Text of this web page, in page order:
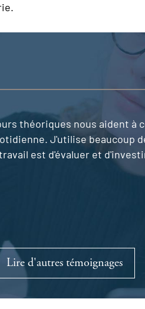
théoriques nous aident
J'utilise beaucoup
est d'évaluer et
Lire d'autres témoignages